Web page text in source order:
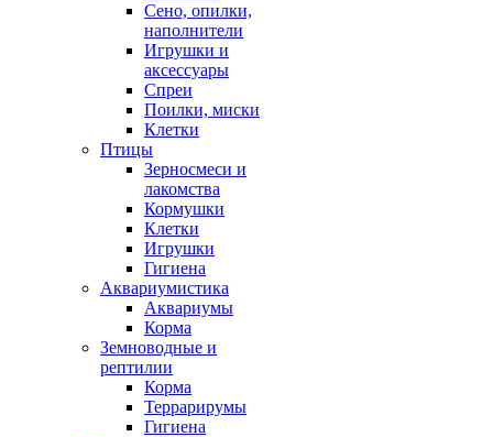
Сено, опилки,
наполнители
Игрушки и
аксессуары
Спреи
Поилки, миски
Клетки
Птицы
Зерносмеси и
лакомства
Кормушки
Клетки
Игрушки
Гигиена
Аквариумистика
Аквариумы
Корма
Земноводные и
рептилии
Корма
Террарирумы
Гигиена